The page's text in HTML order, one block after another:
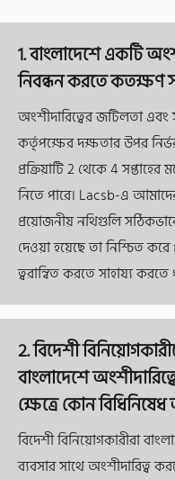
1. বাংলাদেশে একটি
নিবন্ধন করতে কতক্ষণ
অংশীদারিত্বের জটিলতা এবং
কর্তৃপক্ষের দক্ষতার উপর
প্রক্রিয়াটি 2 থেকে 4
নিতে পারে। Lacsb-এ
প্রয়োজনীয় নথিগুলি
দেওয়া হয়েছে তা নিশ্চিত করে
ত্বরান্বিত করতে সাহায্য করতে
2. বিদেশী
বাংলাদেশে
ক্ষেত্রে কোন
বিদেশী বিনিয়োগকারীরা
ব্যবসার সাথে অংশীদারিত্ব